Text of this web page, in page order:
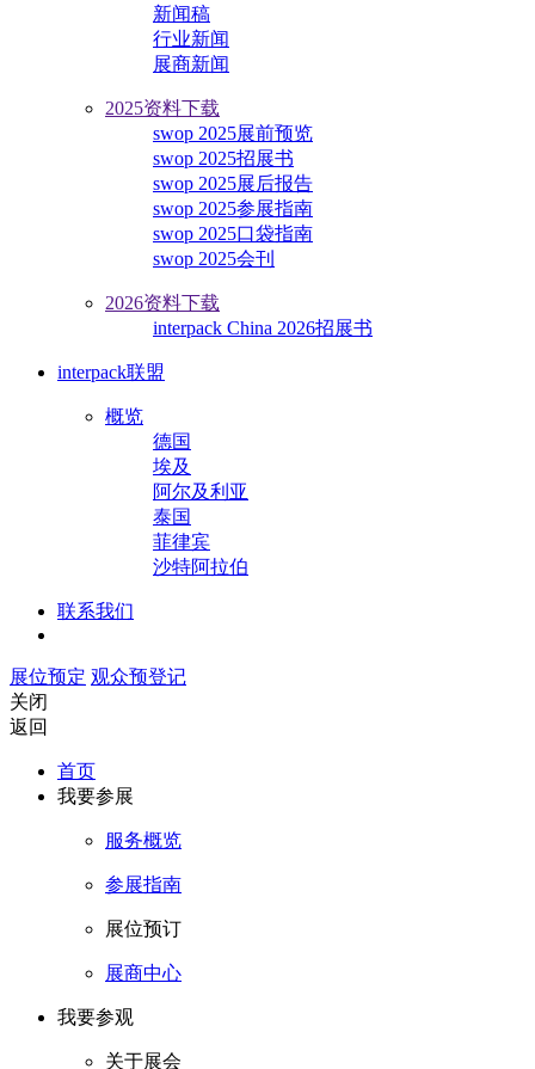
新闻稿
行业新闻
展商新闻
2025资料下载
swop 2025展前预览
swop 2025招展书
swop 2025展后报告
swop 2025参展指南
swop 2025口袋指南
swop 2025会刊
2026资料下载
interpack China 2026招展书
interpack联盟
概览
德国
埃及
阿尔及利亚
泰国
菲律宾
沙特阿拉伯
联系我们
展位预定 观众预登记
关闭
返回
首页
我要参展
服务概览
参展指南
展位预订
展商中心
我要参观
关于展会